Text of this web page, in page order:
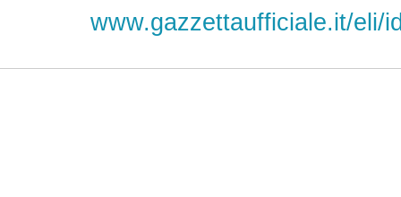
www.gazzettaufficiale.it/eli/